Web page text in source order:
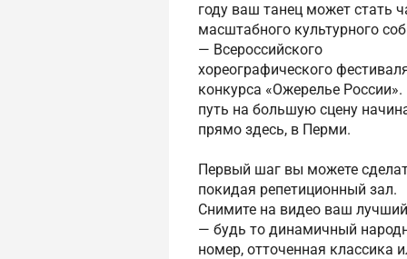
году ваш танец может стать
масштабного культурного
— Всероссийского
хореографического
конкурса «Ожерелье
путь на большую сцену
прямо здесь, в Перми.
Первый шаг вы можете
покидая репетиционный зал.
Снимите на видео ваш
— будь то динамичный
номер, отточенная классика